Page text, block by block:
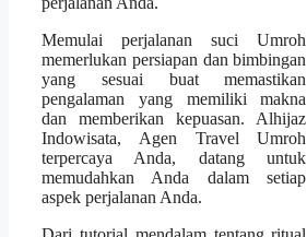
Memulai perjalanan suci Umroh
memerlukan persiapan dan bimbingan
yang sesuai buat memastikan
pengalaman yang memiliki makna
dan memberikan kepuasan. Alhijaz
Indowisata, Agen Travel Umroh
terpercaya Anda, datang untuk
memudahkan Anda dalam setiap
aspek perjalanan Anda.